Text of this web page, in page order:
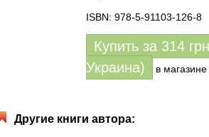
ISBN: 978-5-91103-126-8
Купить за 314
Украина)
в
Другие книги автора: